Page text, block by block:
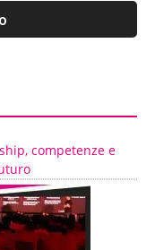
competenze e